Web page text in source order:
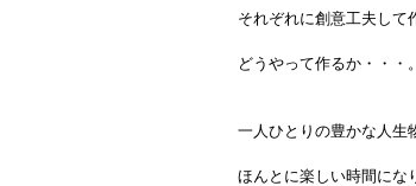
それぞれに創意工夫して
どうやって作るか・・・
一人ひとりの豊かな人生
ほんとに楽しい時間にな